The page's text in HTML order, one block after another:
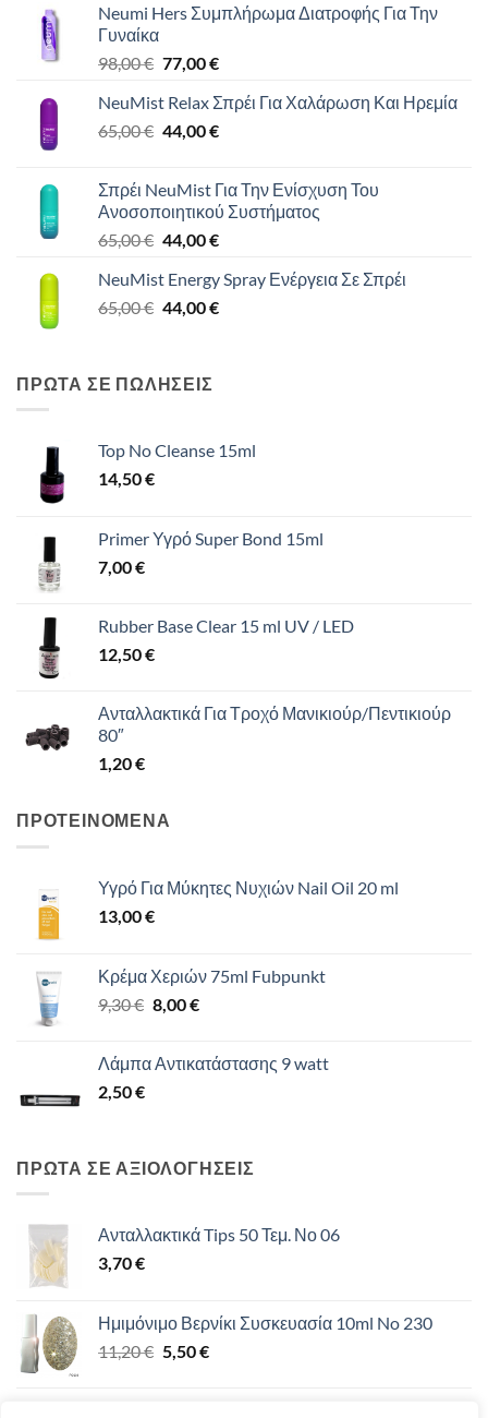
Neumi Hers Συμπλήρωμα Διατροφής Για Την
Γυναίκα
98,00€ Original
was:
98,00 €.
77,00€Η
τιμή
είναι:
NeuMist Relax Σπρέι Για Χαλάρωση Και Ηρεμία
65,00€ Original
65,00 €.
44,00€Η
είναι:
44,00 €.
Σπρέι NeuMist Για Την Ενίσχυση Του
Ανοσοποιητικού Συστήματος
65,00€ Original
was:
65,00 €.
44,00€Η
τιμή
είναι:
NeuMist Energy Spray Ενέργεια Σε Σπρέι
65,00€ Original
65,00 €.
44,00€Η
ΠΡΩΤΑ ΣΕ ΠΩΛΗΣΕΙΣ
Top No Cleanse 15ml
14,50€
Primer Υγρό Super Bond 15ml
7,00€
Rubber Base Clear 15 ml UV / LED
12,50€
Ανταλλακτικά Για Τροχό Μανικιούρ/Πεντικιούρ
80″
1,20€
ΠΡΟΤΕΙΝΟΜΕΝΑ
Υγρό Για Μύκητες Νυχιών Nail Oil 20 ml
13,00€
Κρέμα Χεριών 75ml Fubpunkt
9,30€ Original
9,30 €.
8,00€Η
είναι:
Λάμπα Αντικατάστασης 9 watt
2,50€
ΠΡΩΤΑ ΣΕ ΑΞΙΟΛΟΓΗΣΕΙΣ
Ανταλλακτικά Tips 50 Τεμ. Νο 06
3,70€
Ημιμόνιμο Βερνίκι Συσκευασία 10ml No 230
11,20€ Original
5,50€Η